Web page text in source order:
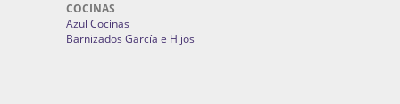
Clínica Dental Triana
Ortodoncia Pedro Vázquez en Huelva